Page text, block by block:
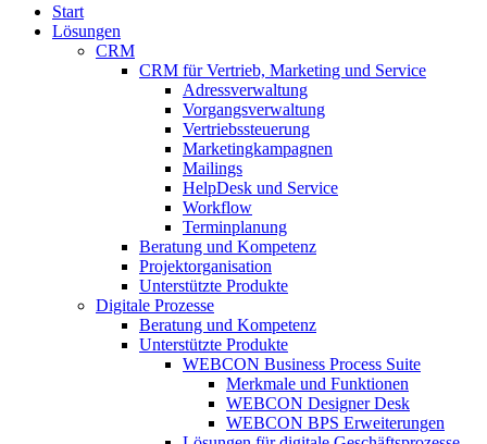
Start
Lösungen
CRM
CRM für Vertrieb, Marketing und Service
Adressverwaltung
Vorgangsverwaltung
Vertriebssteuerung
Marketingkampagnen
Mailings
HelpDesk und Service
Workflow
Terminplanung
Beratung und Kompetenz
Projektorganisation
Unterstützte Produkte
Digitale Prozesse
Beratung und Kompetenz
Unterstützte Produkte
WEBCON Business Process Suite
Merkmale und Funktionen
WEBCON Designer Desk
WEBCON BPS Erweiterungen